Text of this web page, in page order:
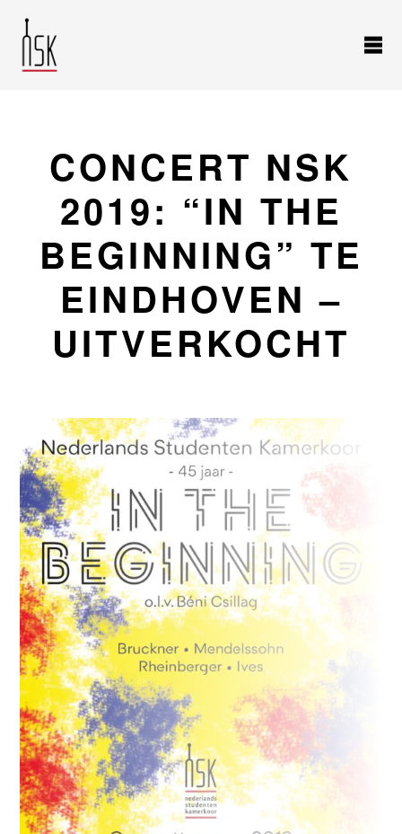
CONCERT NSK
2019: “IN THE
BEGINNING” TE
EINDHOVEN –
UITVERKOCHT